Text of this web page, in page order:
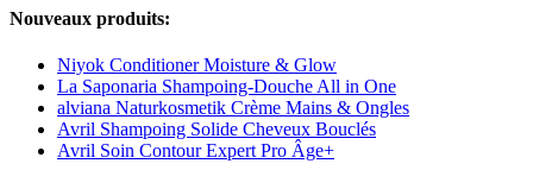
Nouveaux produits:
Niyok Conditioner Moisture & Glow
La Saponaria Shampoing-Douche All in One
alviana Naturkosmetik Crème Mains & Ongles
Avril Shampoing Solide Cheveux Bouclés
Avril Soin Contour Expert Pro Âge+